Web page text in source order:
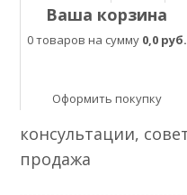
Ваша корзина
0 товаров на сумму 0,0 руб.
Оформить покупку
консультации,
продажа